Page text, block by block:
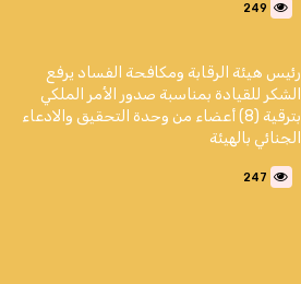
249
رئيس هيئة الرقابة ومكافحة الفساد يرفع
الشكر للقيادة بمناسبة صدور الأمر الملكي
بترقية (8) أعضاء من وحدة التحقيق والادعاء
الجنائي بالهيئة
247